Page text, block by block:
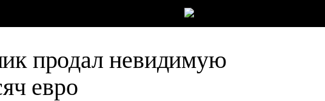
продал невидимую
евро